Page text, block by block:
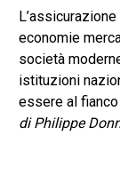
economie
società
istituzioni
essere al
di Philippe